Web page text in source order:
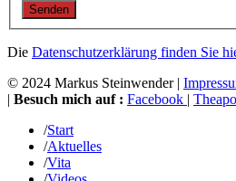
Senden
Die Datenschutzerklärung finden Sie
© 2024 Markus Steinwender |
| Besuch mich auf : Facebook |
/Start
/Aktuelles
/Vita